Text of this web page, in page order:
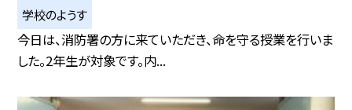
学校のようす
今日は、消防署の方に来ていただき、命を守る授業を行いま
した。2年生が対象です。内...